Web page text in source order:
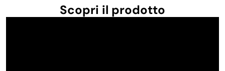
Scopri il prodotto